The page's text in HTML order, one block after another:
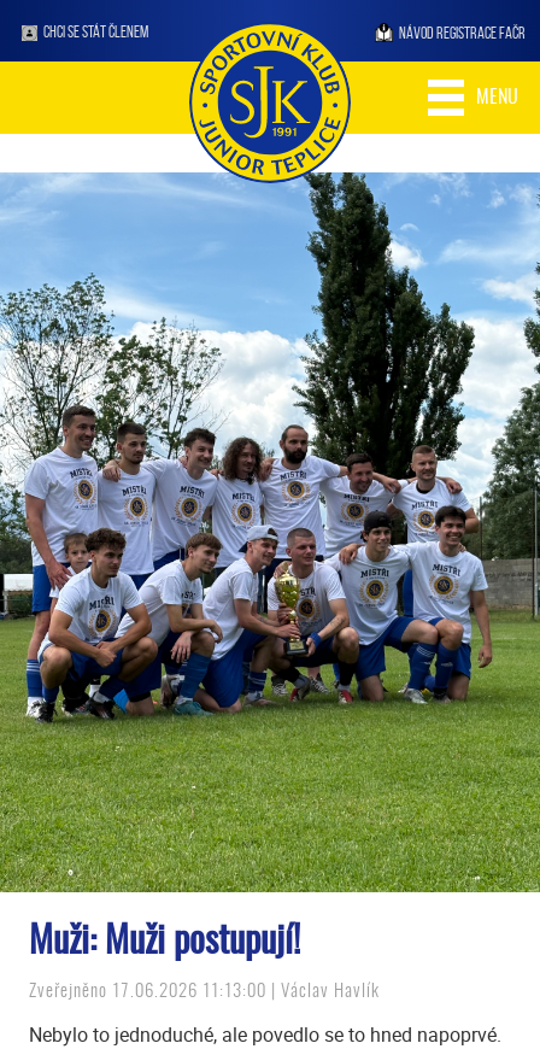
CHCI SE STÁT ČLENEM NÁVOD REGISTRACE FAČR
MENU
Muži: Muži postupují!
Zveřejněno 17.06.2026 11:13:00 | Václav Havlík
Nebylo to jednoduché, ale povedlo se to hned napoprvé.